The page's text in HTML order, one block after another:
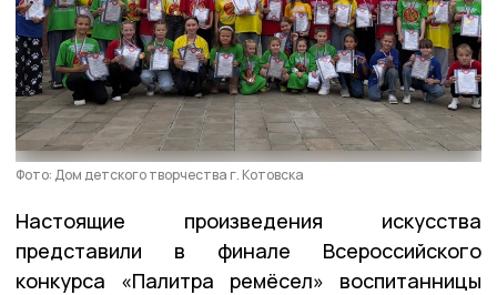
Фото: Дом детского творчества г. Котовска
Настоящие произведения искусства
представили в финале Всероссийского
конкурса «Палитра ремёсел» воспитанницы